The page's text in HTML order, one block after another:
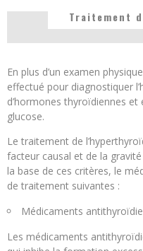
Traitement
En plus d’un examen
effectué pour diagnostiquer
d’hormones thyroïdiennes
glucose.
Le traitement de
facteur causal et de la
la base de ces critères, le
de traitement suivantes :
Médicaments
Les médicaments